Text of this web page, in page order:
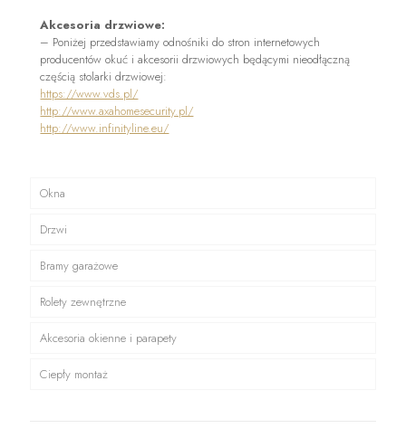
Akcesoria drzwiowe:
– Poniżej przedstawiamy odnośniki do stron internetowych
producentów okuć i akcesorii drzwiowych będącymi nieodłączną
częścią stolarki drzwiowej:
https://www.vds.pl/
http://www.axahomesecurity.pl/
http://www.infinityline.eu/
Okna
Drzwi
Bramy garażowe
Rolety zewnętrzne
Akcesoria okienne i parapety
Ciepły montaż